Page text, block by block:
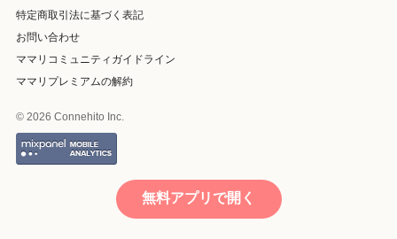
特定商取引法に基づく表記
お問い合わせ
ママリコミュニティガイドライン
ママリプレミアムの解約
© 2026 Connehito Inc.
無料アプリで開く